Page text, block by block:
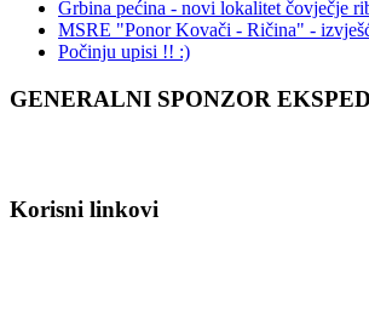
Grbina pećina - novi lokalitet čovječje
MSRE "Ponor Kovači - Ričina" -
Počinju upisi !! :)
GENERALNI SPONZOR
Korisni linkovi